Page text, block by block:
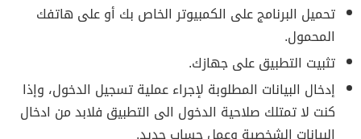
تحميل البرنامج على الكمبيوتر الخاص بك أو على هاتفك
المحمول.
تثبيت التطبيق على جهازك.
إدخال البيانات المطلوبة لإجراء عملية تسجيل الدخول، وإذا
كنت لا تمتلك صلاحية الدخول الى التطبيق فلابد من ادخال